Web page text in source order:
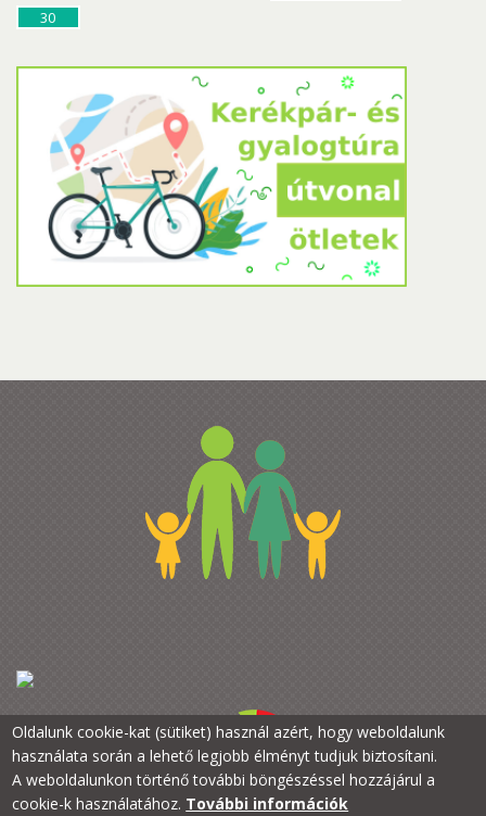
30
Oldalunk cookie-kat (sütiket) használ azért, hogy weboldalunk
használata során a lehető legjobb élményt tudjuk biztosítani.
A weboldalunkon történő további böngészéssel hozzájárul a
cookie-k használatához. További információk